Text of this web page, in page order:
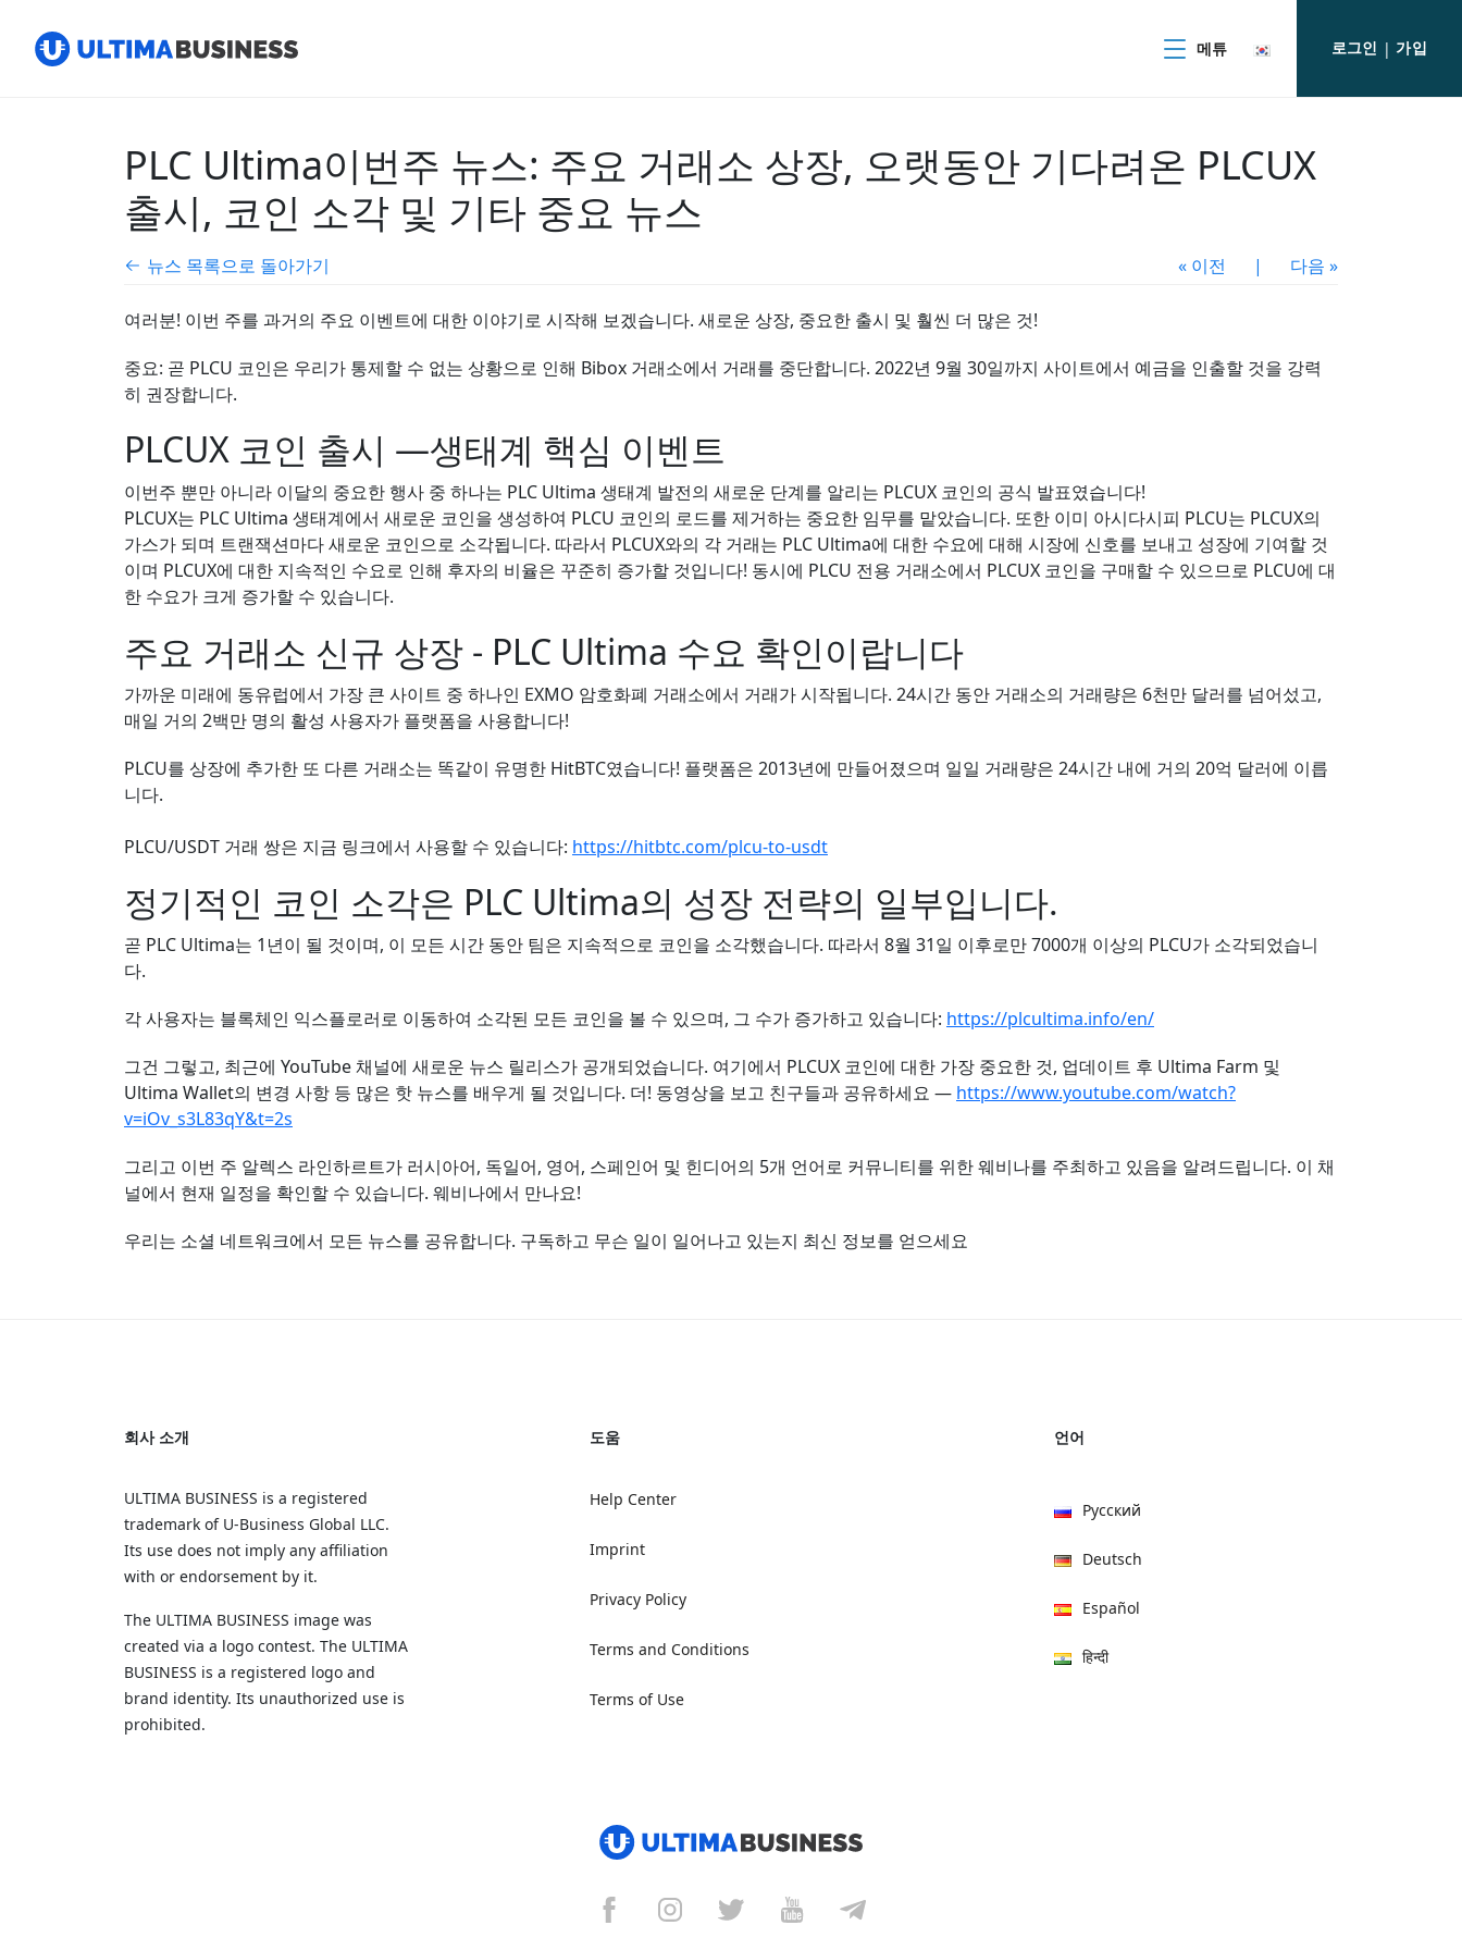
메튜 로그인 | 가입
PLC Ultima이번주 뉴스: 주요 거래소 상장, 오랫동안 기다려온 PLCUX
출시, 코인 소각 및 기타 중요 뉴스
뉴스 목록으로 돌아가기 « 이전 | 다음 »
여러분! 이번 주를 과거의 주요 이벤트에 대한 이야기로 시작해 보겠습니다. 새로운 상장, 중요한 출시 및 훨씬 더 많은 것!
중요: 곧 PLCU 코인은 우리가 통제할 수 없는 상황으로 인해 Bibox 거래소에서 거래를 중단합니다. 2022년 9월 30일까지 사이트에서 예금을 인출할 것을 강력
히 권장합니다.
PLCUX 코인 출시 —생태계 핵심 이벤트
이번주 뿐만 아니라 이달의 중요한 행사 중 하나는 PLC Ultima 생태계 발전의 새로운 단계를 알리는 PLCUX 코인의 공식 발표였습니다!
PLCUX는 PLC Ultima 생태계에서 새로운 코인을 생성하여 PLCU 코인의 로드를 제거하는 중요한 임무를 맡았습니다. 또한 이미 아시다시피 PLCU는 PLCUX의
가스가 되며 트랜잭션마다 새로운 코인으로 소각됩니다. 따라서 PLCUX와의 각 거래는 PLC Ultima에 대한 수요에 대해 시장에 신호를 보내고 성장에 기여할 것
이며 PLCUX에 대한 지속적인 수요로 인해 후자의 비율은 꾸준히 증가할 것입니다! 동시에 PLCU 전용 거래소에서 PLCUX 코인을 구매할 수 있으므로 PLCU에 대
한 수요가 크게 증가할 수 있습니다.
주요 거래소 신규 상장 - PLC Ultima 수요 확인이랍니다
가까운 미래에 동유럽에서 가장 큰 사이트 중 하나인 EXMO 암호화폐 거래소에서 거래가 시작됩니다. 24시간 동안 거래소의 거래량은 6천만 달러를 넘어섰고,
매일 거의 2백만 명의 활성 사용자가 플랫폼을 사용합니다!
PLCU를 상장에 추가한 또 다른 거래소는 똑같이 유명한 HitBTC였습니다! 플랫폼은 2013년에 만들어졌으며 일일 거래량은 24시간 내에 거의 20억 달러에 이릅
니다.
PLCU/USDT 거래 쌍은 지금 링크에서 사용할 수 있습니다: https://hitbtc.com/plcu-to-usdt
정기적인 코인 소각은 PLC Ultima의 성장 전략의 일부입니다.
곧 PLC Ultima는 1년이 될 것이며, 이 모든 시간 동안 팀은 지속적으로 코인을 소각했습니다. 따라서 8월 31일 이후로만 7000개 이상의 PLCU가 소각되었습니
다.
각 사용자는 블록체인 익스플로러로 이동하여 소각된 모든 코인을 볼 수 있으며, 그 수가 증가하고 있습니다: https://plcultima.info/en/
그건 그렇고, 최근에 YouTube 채널에 새로운 뉴스 릴리스가 공개되었습니다. 여기에서 PLCUX 코인에 대한 가장 중요한 것, 업데이트 후 Ultima Farm 및
Ultima Wallet의 변경 사항 등 많은 핫 뉴스를 배우게 될 것입니다. 더! 동영상을 보고 친구들과 공유하세요 — https://www.youtube.com/watch?
v=iOv_s3L83qY&t=2s
그리고 이번 주 알렉스 라인하르트가 러시아어, 독일어, 영어, 스페인어 및 힌디어의 5개 언어로 커뮤니티를 위한 웨비나를 주최하고 있음을 알려드립니다. 이 채
널에서 현재 일정을 확인할 수 있습니다. 웨비나에서 만나요!
우리는 소셜 네트워크에서 모든 뉴스를 공유합니다. 구독하고 무슨 일이 일어나고 있는지 최신 정보를 얻으세요
회사 소개
ULTIMA BUSINESS is a registered
trademark of U‑Business Global LLC.
Its use does not imply any affiliation
with or endorsement by it.
The ULTIMA BUSINESS image was
created via a logo contest. The ULTIMA
BUSINESS is a registered logo and
brand identity. Its unauthorized use is
prohibited.
도움
Help Center
Imprint
Privacy Policy
Terms and Conditions
Terms of Use
언어
Русский
Deutsch
Español
हिन्दी